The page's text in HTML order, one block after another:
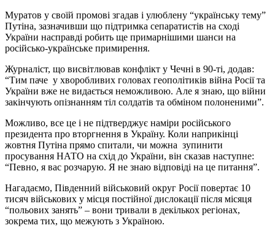
Муратов у своїй промові згадав і улюблену “українську тему”
Путіна, зазначивши що підтримка сепаратистів на сході
України насправді робить ще примарнішими шанси на
російсько-українське примирення.
Журналіст, що висвітлював конфлікт у Чечні в 90-ті, додав:
“Тим паче у хворобливих головах геополітиків війна Росії та
України вже не видається неможливою. Але я знаю, що війни
закінчують опізнанням тіл солдатів та обміном полоненими”.
Можливо, все це і не підтверджує наміри російського
президента про вторгнення в Україну. Коли наприкінці
жовтня Путіна прямо спитали, чи можна зупинити
просування НАТО на схід до України, він сказав наступне:
“Певно, я вас розчарую. Я не знаю відповіді на це питання”.
Нагадаємо, Південний військовий округ Росії повертає 10
тисяч військових у місця постійної дислокації після місяця
“польових занять” – вони тривали в декількох регіонах,
зокрема тих, що межують з Україною.